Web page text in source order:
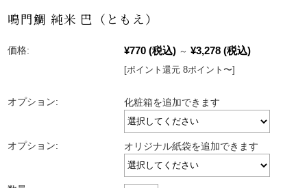
鳴門鯛 純米 巴（ともえ）
価格: ¥770 (税込) ～ ¥3,278 (税込)
[ポイント還元 8ポイント〜]
オプション: 化粧箱を追加できます
オプション: オリジナル紙袋を追加できます